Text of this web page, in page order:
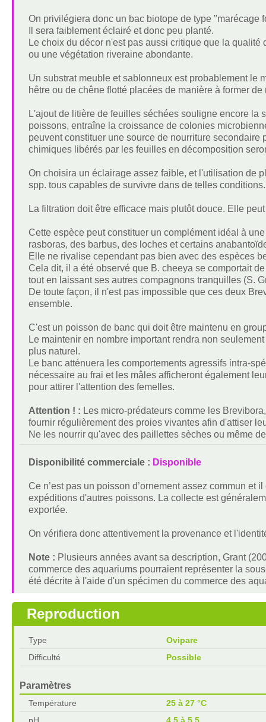
On privilégiera donc un bac biotope de type "marécage
Il sera faiblement éclairé et donc peu planté.
Le choix du décor n'est pas aussi critique que la
ou une végétation riveraine abondante.
Un substrat meuble et sablonneux est probablement le
hêtre ou de chêne flotté placées de manière à former
L'ajout de litière de feuilles séchées souligne encore la
poissons, entraîne la croissance de colonies
peuvent constituer une source de nourriture
chimiques libérés par les feuilles en décomposition
On choisira un éclairage assez faible, et l'utilisation de
spp. tous capables de survivre dans de telles conditions.
La filtration doit être efficace mais plutôt douce. Elle
Cette espèce peut constituer un complément idéal à
rasboras, des barbus, des loches et certains
Elle ne rivalise cependant pas bien avec des espèces
Cela dit, il a été observé que B. cheeya se comportait
tout en laissant ses autres compagnons tranquilles (S.
De toute façon, il n'est pas impossible que ces deux
ensemble.
C'est un poisson de banc qui doit être maintenu en
Le maintenir en nombre important rendra non
plus naturel.
Le banc atténuera les comportements agressifs intra-
nécessaire au frai et les mâles afficheront également
pour attirer l'attention des femelles.
Attention ! : Les micro-prédateurs comme les
fournir régulièrement des proies vivantes afin d'attiser
Ne les nourrir qu'avec des paillettes sèches ou même
Disponibilité commerciale : Disponible
Ce n’est pas un poisson d’ornement assez commun
expéditions d'autres poissons. La collecte est
exportée.
On vérifiera donc attentivement la provenance et
Note : Plusieurs années avant sa description, Grant
commerce des aquariums pourraient représenter la
été décrite à l'aide d'un spécimen du commerce des
Reproduction
Type
Ovipare
Difficulté
Possible
Paramètres
Température
25 à 27 °C